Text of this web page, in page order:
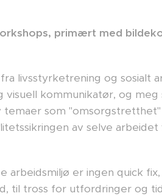
primært med
livsstyrketrening og sosialt
kommunikatør, og meg
som "omsorgstretthet"
av selve
er ingen quick
til tross for utfordringer og